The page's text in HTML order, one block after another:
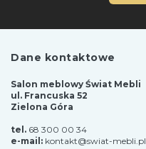
Dane kontaktowe
Salon meblowy Świat Mebli
ul. Francuska 52
Zielona Góra
tel. 68 300 00 34
e-mail: kontakt@swiat-mebli.pl